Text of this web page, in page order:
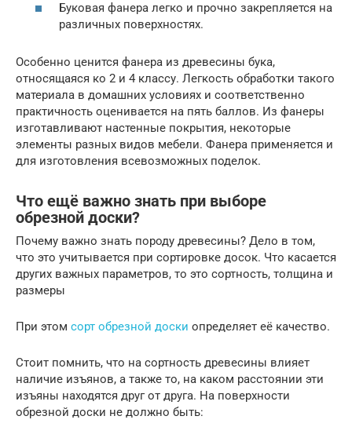
Буковая фанера легко и прочно закрепляется на
различных поверхностях.
Особенно ценится фанера из древесины бука,
относящаяся ко 2 и 4 классу. Легкость обработки такого
материала в домашних условиях и соответственно
практичность оценивается на пять баллов. Из фанеры
изготавливают настенные покрытия, некоторые
элементы разных видов мебели. Фанера применяется и
для изготовления всевозможных поделок.
Что ещё важно знать при выборе
обрезной доски?
Почему важно знать породу древесины? Дело в том,
что это учитывается при сортировке досок. Что касается
других важных параметров, то это сортность, толщина и
размеры
При этом сорт обрезной доски определяет её качество.
Стоит помнить, что на сортность древесины влияет
наличие изъянов, а также то, на каком расстоянии эти
изъяны находятся друг от друга. На поверхности
обрезной доски не должно быть: